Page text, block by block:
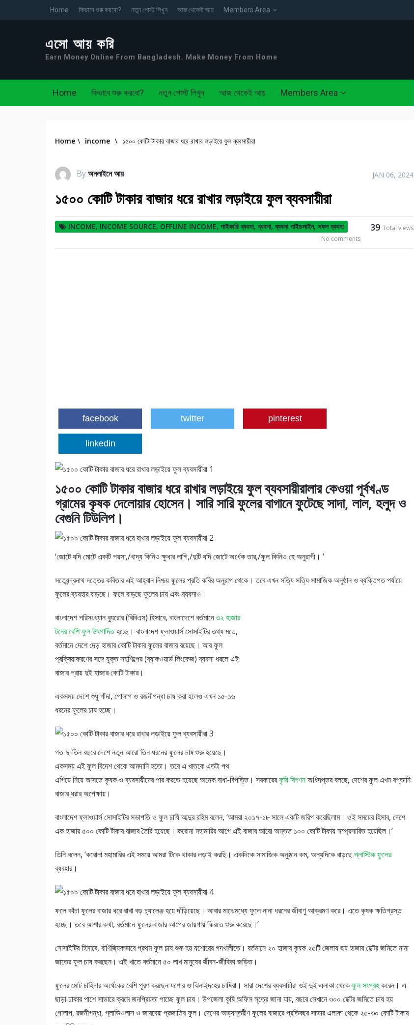
Home কিভাবে শুরু করবো? নতুন পোস্ট লিখুন আজ থেকেই আয় Members Area
এসো আয় করি
Earn Money Online From Bangladesh. Make Money From Home
Home কিভাবে শুরু করবো? নতুন পোস্ট লিখুন আজ থেকেই আয় Members Area
Home \ income \ ১৫০০ কোটি টাকার বাজার ধরে রাখার লড়াইয়ে ফুল ব্যবসায়ীরা
Byঅনলাইনে আয় JAN 06, 2024
১৫০০ কোটি টাকার বাজার ধরে রাখার লড়াইয়ে ফুল ব্যবসায়ীরা
INCOME, INCOME SOURCE, OFFLINE INCOME, পাইকারি ব্যবসা,ব্যবসা,ব্যবসা গাইডলাইন, সফল ব্যবসা 39 Total views
No comments
facebook twitter pinterest
linkedin
১৫০০ কোটি টাকার বাজার ধরে রাখার লড়াইয়ে ফুল ব্যবসায়ীরালার কেওয়া পূর্বখণ্ড
গ্রামের কৃষক দেলোয়ার হোসেন। সারি সারি ফুলের বাগানে ফুটেছে সাদা, লাল, হলুদ ও
বেগুনি টিউলিপ।
‘জোটে যদি মোটে একটি পয়সা,/খাদ্য কিনিও ক্ষুধার লাগি,/দুটি যদি জোটে অর্ধেক তার,/ফুল কিনিও হে অনুরাগী। ’
সত্যেন্দ্রনাথ দত্তের কবিতার এই আহ্বান নিশ্চয় ফুলের প্রতি কবির অনুরাগ থেকে। তবে এখন সত্যি সত্যি সামাজিক অনুষ্ঠান ও ব্যক্তিগত পর্যায়ে
ফুলের ব্যবহার বাড়ছে। ফলে বাড়ছে ফুলের চাষ এবং ব্যবসাও।
বাংলাদেশ পরিসংখ্যান ব্যুরোর (বিবিএস) হিসাবে, বাংলাদেশে বর্তমানে৩২ হাজার
টনের বেশি ফুল উৎপাদিতহচ্ছে। বাংলাদেশ ফ্লাওয়ার্স সোসাইটির তথ্য মতে,
বর্তমানে দেশে দেড় হাজার কোটি টাকার ফুলের বাজার রয়েছে। আর ফুল
প্রক্রিয়াকরণের সঙ্গে যুক্ত সহশিল্পের (ব্যাকওয়ার্ড লিংকেজ) ব্যবসা ধরলে এই
বাজার প্রায় দুই হাজার কোটি টাকার।
একসময় দেশে শুধু গাঁদা, গোলাপ ও রজনীগন্ধা চাষ করা হলেও এখন ১৫-১৬
ধরনের ফুলের চাষ হচ্ছে।
গত দু-তিন বছরে দেশে নতুন আরো তিন ধরনের ফুলের চাষ শুরু হয়েছে।
একসময় এই ফুল বিদেশ থেকে আমদানি হতো। তবে এ খাতকে এতটা পথ
এগিয়ে নিয়ে আসতে কৃষক ও ব্যবসায়ীদের পার করতে হয়েছে অনেক বাধা-বিপত্তি। সরকারেরকৃষি বিপণনঅধিদপ্তর বলছে, দেশের ফুল এখন রপ্তানি
বাজার ধরার অপেক্ষায়।
বাংলাদেশ ফ্লাওয়ার্স সোসাইটির সভাপতি ও ফুল চাষি আব্দুর রহিম বলেন, ‘আমরা ২০১৭-১৮ সালে একটি জরিপ করেছিলাম। ওই সময়ের হিসাব, দেশে
এক হাজার ৫০০ কোটি টাকার বাজার তৈরি হয়েছে। করোনা মহামারির আগে এই বাজার আরো অন্তত ১০০ কোটি টাকায় সম্প্রসারিত হয়েছিল।’
তিনি বলেন, ‘করোনা মহামারির এই সময়ে আমরা টিকে থাকার লড়াই করছি। একদিকে সামাজিক অনুষ্ঠান কম, অন্যদিকে বাড়ছেপ্লাস্টিক ফুলের
ব্যবহার।
ফলে কাঁচা ফুলের বাজার ধরে রাখা বড় চ্যালেঞ্জ হয়ে দাঁড়িয়েছে। আবার মাঝেমধ্যে ফুলে নানা ধরনের জীবাণু আক্রমণ করে। এতে কৃষক ক্ষতিগ্রস্ত
হচ্ছে। তবে আশার কথা, বর্তমানে ফুলের বাজার আগের জায়গায় ফিরতে শুরু করেছে।’
সোসাইটির হিসাবে, বাণিজ্যিকভাবে প্রথম ফুল চাষ শুরু হয় যশোরের গদখালীতে। বর্তমানে ২০ হাজার কৃষক ২৫টি জেলায় ছয় হাজার হেক্টর জমিতে নানা
জাতের ফুল চাষ করছেন। এই খাতে বর্তমানে ৫০ লাখ মানুষের জীবন-জীবিকা জড়িত।
ফুলের মোট চাহিদার অর্ধেকের বেশি পূরণ করছেন যশোর ও ঝিনাইদহের চাষিরা। সারা দেশের ব্যবসায়ীরা ওই দুই এলাকা থেকেফুল সংগ্রহকরেন। এ
ছাড়া ঢাকার পাশে সাভারে ক্রমে জনপ্রিয়তা পাচ্ছে ফুল চাষ। উপজেলা কৃষি অফিস সূত্রে জানা যায়, বছরে সেখানে ৩০০ হেক্টর জমিতে চাষ হয়
গোলাপ, রজনীগন্ধা, গ্লাডিওলাস ও জারবেরা প্রজাতির ফুল। দেশের অভ্যন্তরীণ ফুলের বাজারে প্রতিবছর সাভার এলাকা থেকে ২৫-৩০ কোটি টাকার